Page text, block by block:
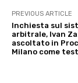
PREVIOUS ARTICLE
Inchiesta sul
arbitrale, Ivan
ascoltato in
Milano come